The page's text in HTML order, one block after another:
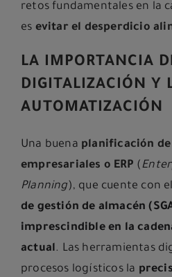
retos fundamentales en la
es evitar el desperdicio
LA IMPORTANCIA
DIGITALIZACIÓN Y
AUTOMATIZACIÓN
Una buena planificación de
empresariales o ERP (
Planning), que cuente con el
de gestión de almacén
imprescindible en la
actual. Las herramientas
procesos logísticos la